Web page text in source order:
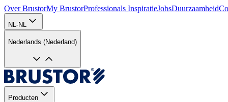
Over BrustorMy BrustorProfessionals InspiratieJobsDuurzaamheid
NL-NL
Nederlands (Nederland)
Producten